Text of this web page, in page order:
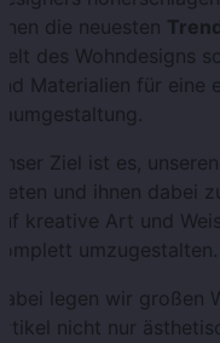
die neuesten
des Wohndesigns
Materialien für eine
Ziel ist es,
und ihnen dabei
kreative Art und
umzugestalten.
legen wir großen
nicht nur